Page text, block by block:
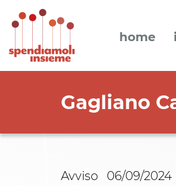
home
Gagliano
Avviso 06/09/